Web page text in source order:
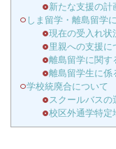
新たな支援の計
しま留学・離島留学
現在の受入れ状
里親への支援に
離島留学に関す
離島留学生に係
学校統廃合について
スクールバスの
校区外通学特定